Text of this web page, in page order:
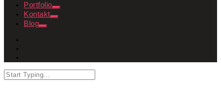
Portfolio
Kontakt
Blog